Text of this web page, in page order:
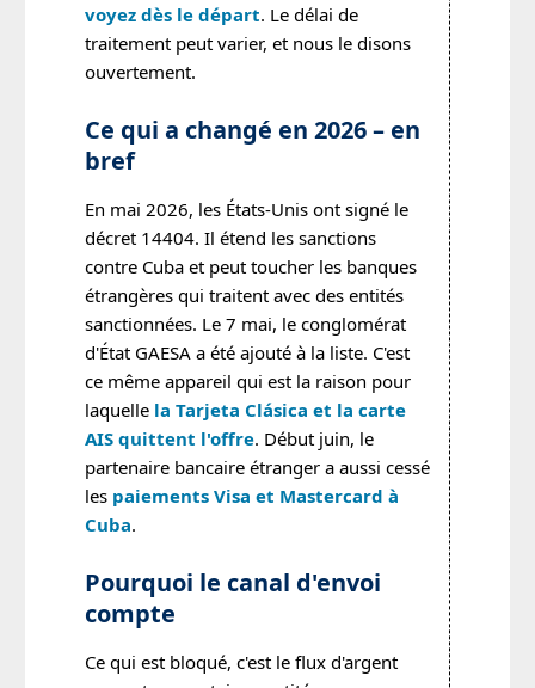
voyez dès le départ. Le délai de
traitement peut varier, et nous le disons
ouvertement.
Ce qui a changé en 2026 – en
bref
En mai 2026, les États-Unis ont signé le
décret 14404. Il étend les sanctions
contre Cuba et peut toucher les banques
étrangères qui traitent avec des entités
sanctionnées. Le 7 mai, le conglomérat
d'État GAESA a été ajouté à la liste. C'est
ce même appareil qui est la raison pour
laquelle la Tarjeta Clásica et la carte
AIS quittent l'offre. Début juin, le
partenaire bancaire étranger a aussi cessé
les paiements Visa et Mastercard à
Cuba.
Pourquoi le canal d'envoi
compte
Ce qui est bloqué, c'est le flux d'argent